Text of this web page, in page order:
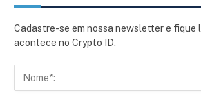
Cadastre-se em nossa newsletter e fique
acontece no Crypto ID.